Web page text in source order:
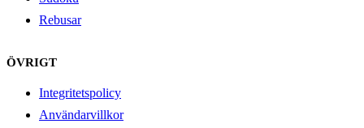
Rebusar
ÖVRIGT
Integritetspolicy
Användarvillkor